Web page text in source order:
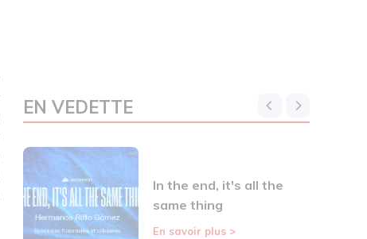
EN VEDETTE
In the end, it's all the
same thing
En savoir plus >